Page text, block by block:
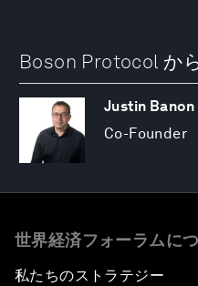
Boson Protocol か
Justin Banon
Co-Founder
世界経済フォーラムに
私たちのストラテジー